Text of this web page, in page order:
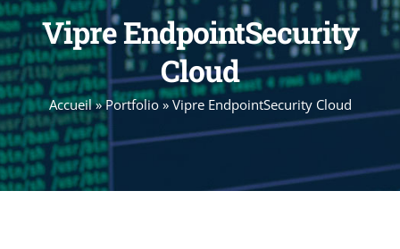
LOGICIELS
PÉRIPHÉRIQUES SÉCURISÉS
SITE WEB
Vipre EndpointSecurity
Cloud
Accueil»Portfolio»Vipre EndpointSecurity Cloud